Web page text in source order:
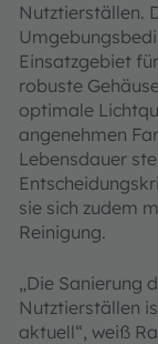
Nutztierställen.
Einsatzgebiet
robuste
optimale
angenehmen
Lebensdauer
sie sich zudem
Reinigung.
„Die Sanierung
Nutztierställen
aktuell“, weiß